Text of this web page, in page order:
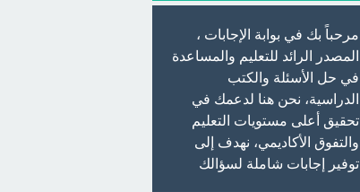
مرحباً بك في بوابة الإجابات ،
المصدر الرائد للتعليم والمساعدة
في حل الأسئلة والكتب
الدراسية، نحن هنا لدعمك في
تحقيق أعلى مستويات التعليم
والتفوق الأكاديمي، نهدف إلى
توفير إجابات شاملة لسؤالك